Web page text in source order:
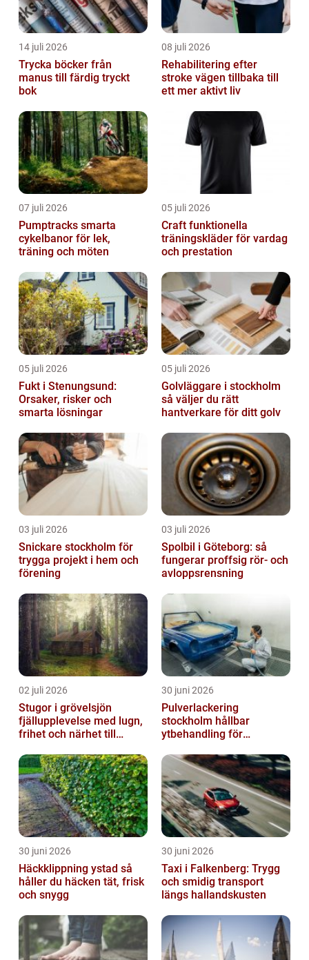
14 juli 2026
Trycka böcker från
manus till färdig tryckt
bok
08 juli 2026
Rehabilitering efter
stroke vägen tillbaka till
ett mer aktivt liv
07 juli 2026
Pumptracks smarta
cykelbanor för lek,
träning och möten
05 juli 2026
Craft funktionella
träningskläder för vardag
och prestation
05 juli 2026
Fukt i Stenungsund:
Orsaker, risker och
smarta lösningar
05 juli 2026
Golvläggare i stockholm
så väljer du rätt
hantverkare för ditt golv
03 juli 2026
Snickare stockholm för
trygga projekt i hem och
förening
03 juli 2026
Spolbil i Göteborg: så
fungerar proffsig rör- och
avloppsrensning
02 juli 2026
Stugor i grövelsjön
fjällupplevelse med lugn,
frihet och närhet till
30 juni 2026
Pulverlackering
stockholm hållbar
ytbehandling för
30 juni 2026
Häckklippning ystad så
håller du häcken tät, frisk
och snygg
30 juni 2026
Taxi i Falkenberg: Trygg
och smidig transport
längs hallandskusten